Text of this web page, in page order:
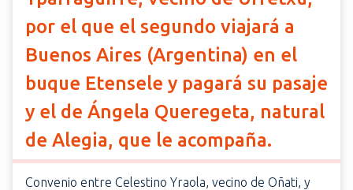
por el que el segundo viajará a
Buenos Aires (Argentina) en el
buque Etensele y pagará su pasaje
y el de Ángela Queregeta, natural
de Alegia, que le acompaña.
Convenio entre Celestino Yraola, vecino de Oñati, y